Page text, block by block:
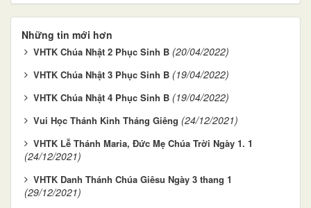
Những tin mới hơn
VHTK Chúa Nhật 2 Phục Sinh B (20/04/2022)
VHTK Chúa Nhật 3 Phục Sinh B (19/04/2022)
VHTK Chúa Nhật 4 Phục Sinh B (19/04/2022)
Vui Học Thánh Kinh Tháng Giêng (24/12/2021)
VHTK Lễ Thánh Maria, Đức Mẹ Chúa Trời Ngày 1. 1
(24/12/2021)
VHTK Danh Thánh Chúa Giêsu Ngày 3 thang 1
(29/12/2021)